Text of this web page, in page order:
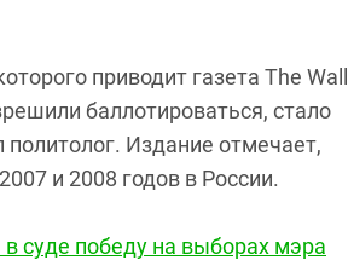
приводит газета The Wall
баллотироваться, стало
Издание отмечает,
и 2008 годов в России.
в суде победу на выборах мэра